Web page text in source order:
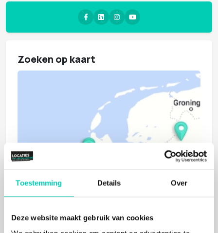
Toestemming Details Over
Deze website maakt gebruik van cookies
Zoeken op kaart